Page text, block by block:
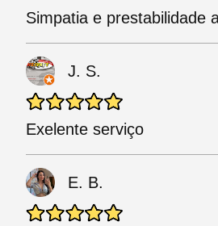
Simpatia e prestabilidade
J. S.
Exelente serviço
E. B.